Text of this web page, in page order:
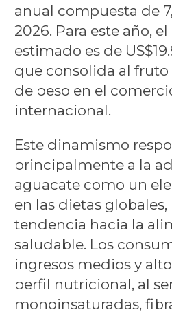
anual compuesta de
2026. Para este año,
estimado es de
que consolida al
de peso en el
internacional.
Este dinamismo
principalmente a la
aguacate como un
en las dietas
tendencia hacia la
saludable. Los
ingresos medios y
perfil nutricional, al
monoinsaturadas,